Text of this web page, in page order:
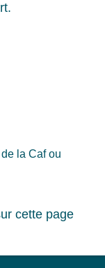
la Caf ou
cette page